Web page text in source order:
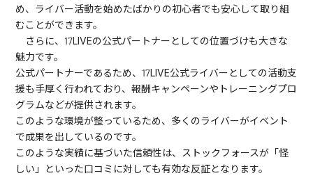
め、ライバー活動を始めたばかりの初心者でも安心して取り組
むことができます。
さらに、17LIVEの公式パートナーとしての位置づけも大きな
魅力です。
公式パートナーであるため、17LIVE公式ライバーとしての活動支
援も手厚く行われており、報酬キャンペーンやトレーニングプロ
グラムなどが提供されます。
このような環境が整っているため、多くのライバーがイベント
で成果を出しているのです。
このような実績に基づいた信頼性は、ストックフォースが「怪
しい」といった口コミに対しても有効な反証となります。